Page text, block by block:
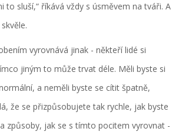
to sluší,“ říkává vždy s úsměvem na tváři. A
vyrovnává jinak - někteří lidé si
jiným to může trvat déle. Měli byste si
a neměli byste se cítit špatně,
že se přizpůsobujete tak rychle, jak byste
způsoby, jak se s tímto pocitem vyrovnat -